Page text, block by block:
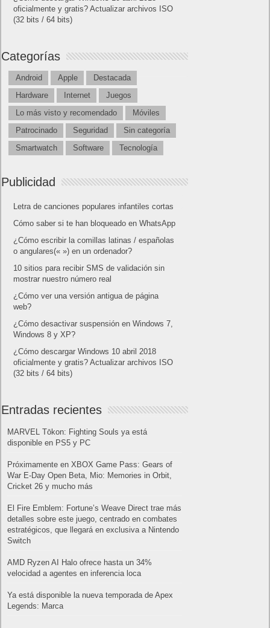
oficialmente y gratis? Actualizar archivos ISO
(32 bits / 64 bits)
Categorías
Android Apple
Destacada
Hardware
Internet
Juegos
Lo más visto y recomendado
Móviles
Patrocinado
Seguridad
Sin categoría
Smartwatch
Software Tecnología
Publicidad
Letra de canciones populares infantiles cortas
Cómo saber si te han bloqueado en WhatsApp
¿Cómo escribir la comillas latinas / españolas
o angulares(« ») en un ordenador?
10 sitios para recibir SMS de validación sin
mostrar nuestro número real
¿Cómo ver una versión antigua de página
web?
¿Cómo desactivar suspensión en Windows 7,
Windows 8 y XP?
¿Cómo descargar Windows 10 abril 2018
oficialmente y gratis? Actualizar archivos ISO
(32 bits / 64 bits)
Entradas recientes
MARVEL Tōkon: Fighting Souls ya está
disponible en PS5 y PC
Próximamente en XBOX Game Pass: Gears of
War E-Day Open Beta, Mio: Memories in Orbit,
Cricket 26 y mucho más
El Fire Emblem: Fortune’s Weave Direct trae más
detalles sobre este juego, centrado en combates
estratégicos, que llegará en exclusiva a Nintendo
Switch
AMD Ryzen AI Halo ofrece hasta un 34%
velocidad a agentes en inferencia loca
Ya está disponible la nueva temporada de Apex
Legends: Marca